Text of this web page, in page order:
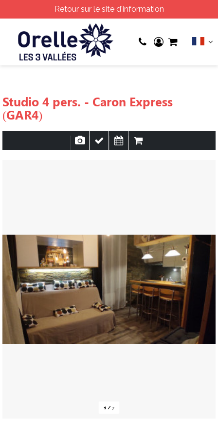
Retour sur le site d'information
Studio 4 pers. - Caron Express
(GAR4)
1 /7